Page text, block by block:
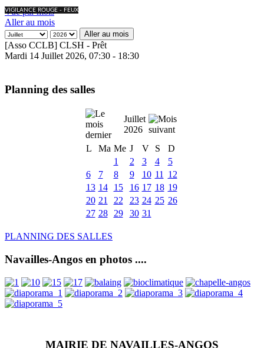
VIGILANCE ROUGE - FEUX
Vue par mois
Aller au mois
Aller au mois
[Asso CCLB] CLSH - Prêt
Mardi 14 Juillet 2026, 07:30 - 18:30
Planning des salles
Juillet
2026
L
Ma Me J V S
D
1
2 3 4
5
6
7 8 9 10 11
12
13 14 15 16 17 18 19
20 21 22 23 24 25 26
27 28 29 30 31
PLANNING DES SALLES
Navailles-Angos en photos ....
MAIRIE DE NAVAILLES-ANGOS